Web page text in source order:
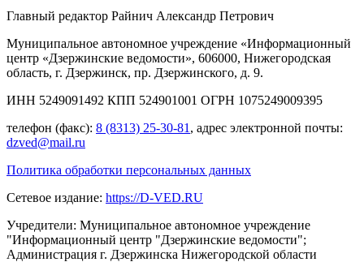
Главный редактор Райнич Александр Петрович
Муниципальное автономное учреждение «Информационный
центр «Дзержинские ведомости», 606000, Нижегородская
область, г. Дзержинск, пр. Дзержинского, д. 9.
ИНН 5249091492 КПП 524901001 ОГРН 1075249009395
телефон (факс): 8 (8313) 25-30-81 , адрес электронной почты:
dzved@mail.ru
Политика обработки персональных данных
Сетевое издание: https://D-VED.RU
Учредители: Муниципальное автономное учреждение
"Информационный центр "Дзержинские ведомости";
Администрация г. Дзержинска Нижегородской области